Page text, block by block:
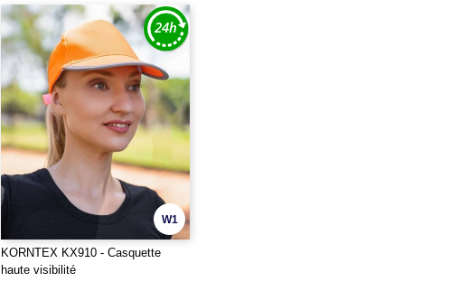
W1
KORNTEX KX910 - Casquette
haute visibilité